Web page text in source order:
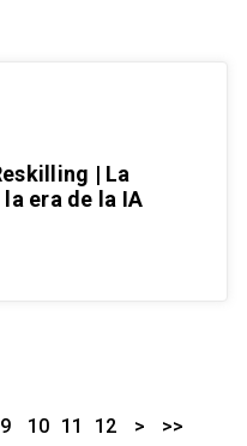
| La
era de la IA
9 10 11 12 > >>